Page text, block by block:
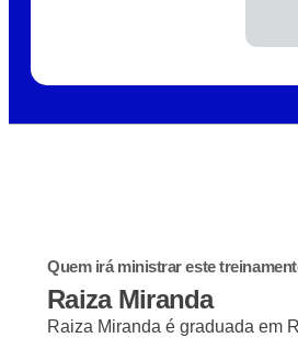
Quem irá ministrar este
Raiza Miranda
Raiza Miranda é graduada em